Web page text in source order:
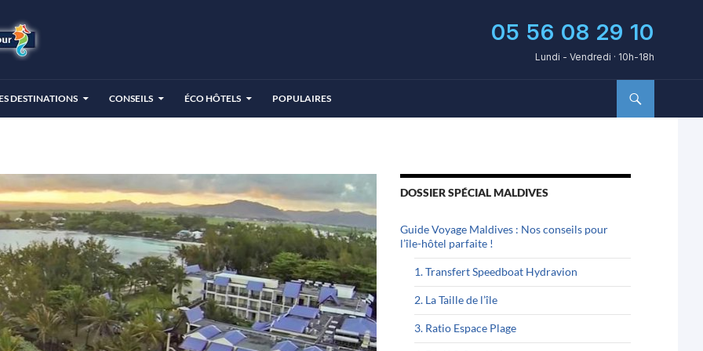
05 56 08 29 10
Lundi - Vendredi · 10h-18h
DESTINATIONS CONSEILS ÉCO HÔTELS POPULAIRES
DOSSIER SPÉCIAL MALDIVES
Guide Voyage Maldives : Nos conseils pour
l’île-hôtel parfaite !
1. Transfert Speedboat Hydravion
2. La Taille de l’île
3. Ratio Espace Plage